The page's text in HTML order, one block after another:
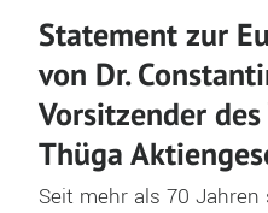
Statement zur
von Dr.
Vorsitzender
Thüga
Seit mehr als 70